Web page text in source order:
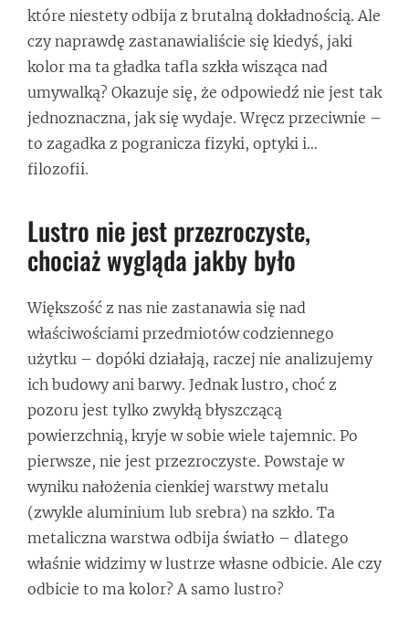
które niestety odbija z brutalną dokładnością. Ale
czy naprawdę zastanawialiście się kiedyś, jaki
kolor ma ta gładka tafla szkła wisząca nad
umywalką? Okazuje się, że odpowiedź nie jest tak
jednoznaczna, jak się wydaje. Wręcz przeciwnie –
to zagadka z pogranicza fizyki, optyki i…
filozofii.
Lustro nie jest przezroczyste,
chociaż wygląda jakby było
Większość z nas nie zastanawia się nad
właściwościami przedmiotów codziennego
użytku – dopóki działają, raczej nie analizujemy
ich budowy ani barwy. Jednak lustro, choć z
pozoru jest tylko zwykłą błyszczącą
powierzchnią, kryje w sobie wiele tajemnic. Po
pierwsze, nie jest przezroczyste. Powstaje w
wyniku nałożenia cienkiej warstwy metalu
(zwykle aluminium lub srebra) na szkło. Ta
metaliczna warstwa odbija światło – dlatego
właśnie widzimy w lustrze własne odbicie. Ale czy
odbicie to ma kolor? A samo lustro?